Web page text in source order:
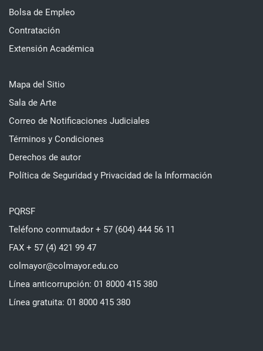
Bolsa de Empleo
Contratación
Extensión Académica
Mapa del Sitio
Sala de Arte
Correo de Notificaciones Judiciales
Términos y Condiciones
Derechos de autor
Política de Seguridad y Privacidad de la Información
PQRSF
Teléfono conmutador + 57 (604) 444 56 11
FAX + 57 (4) 421 99 47
colmayor@colmayor.edu.co
Línea anticorrupción: 01 8000 415 380
Línea gratuita: 01 8000 415 380